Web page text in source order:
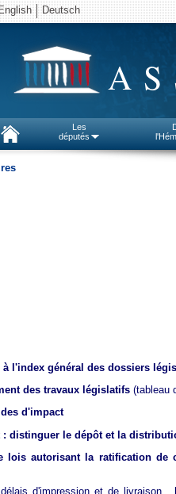
English Deutsch
Les
députés
à l'index général des dossiers
des travaux législatifs (tableau
d'impact
: distinguer le dépôt et la
lois autorisant la ratification de
d'impression et de livraison,